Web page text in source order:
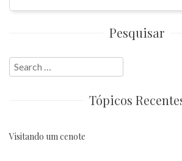
Pesquisar
Search
for:
Tópicos
Visitando um cenote